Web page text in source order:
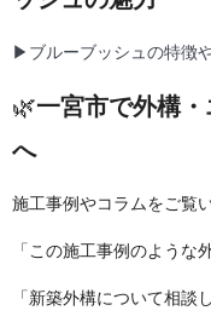
▶ブルーブッシュの特徴
🌿一宮市で外構
へ
施工事例やコラムをご覧
「この施工事例のような
「新築外構について相談